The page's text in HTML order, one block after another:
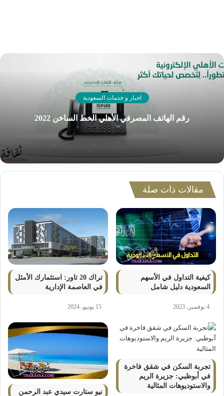
اخبار و خدمات السعودية
رقم الهاتف المصرفي الأهلي الخط الساخن 2022
مقالات ذات صلة
كيفية التداول في الأسهم
السعودية دليل شامل
4 نوفمبر، 2023
تراك 20 تاور: استثمارك الأمثل
في العاصمة الإدارية
15 يونيو، 2024
تجربة السكن في شقق فاخرة
في أبوظبي: جزيرة الريم
والاستوديوهات المثالية
نيو ستارت سيدي عبد الرحمن